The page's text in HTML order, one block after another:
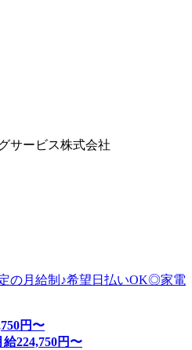
サービス株式会社
の月給制♪希望日払いOK◎家電
円〜
給224,750円〜